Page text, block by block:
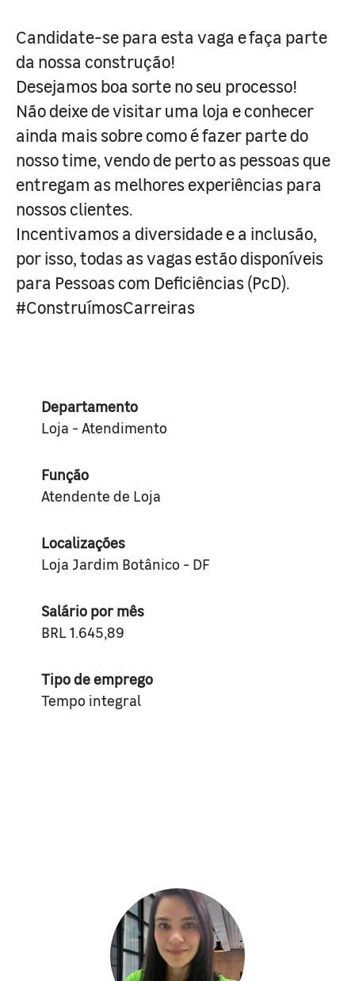
Candidate-se para esta vaga e faça parte
da nossa construção!
Desejamos boa sorte no seu processo!
Não deixe de visitar uma loja e conhecer
ainda mais sobre como é fazer parte do
nosso time, vendo de perto as pessoas que
entregam as melhores experiências para
nossos clientes.
Incentivamos a diversidade e a inclusão,
por isso, todas as vagas estão disponíveis
para Pessoas com Deficiências (PcD).
#ConstruímosCarreiras
Departamento
Loja - Atendimento
Função
Atendente de Loja
Localizações
Loja Jardim Botânico - DF
Salário por mês
BRL 1.645,89
Tipo de emprego
Tempo integral